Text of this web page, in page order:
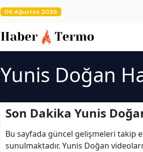
06 Ağustos 2026
Yunis Doğan
Son Dakika Yunis
Bu sayfada güncel gelişmeleri takip
sunulmaktadır. Yunis Doğan